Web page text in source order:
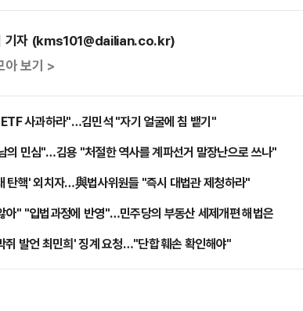
기자 (kms101@dailian.co.kr)
아 보기 >
사과하라"…김민석 "자기 얼굴에 침 뱉기"
의 민심"…김용 "처절한 역사를 계파선거 말장난으로 쓰나"
탄핵' 외치자…與법사위원들 "즉시 대법관 제청하라"
아" "입법과정에 반영"…민주당의 부동산 세제개편 해법은
발언 최민희' 징계 요청…"단합 훼손 확인해야"